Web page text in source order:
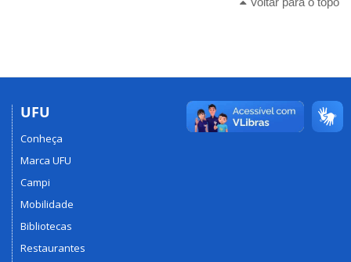
UFU
Conheça
Marca UFU
Campi
Mobilidade
Bibliotecas
Restaurantes